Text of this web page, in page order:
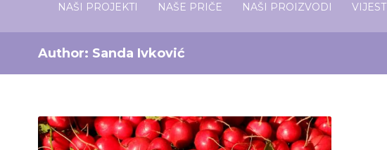
NAŠI PROJEKTI NAŠE PRIČE NAŠI PROIZVODI
Author: Sanda Ivković